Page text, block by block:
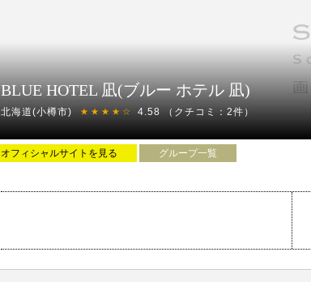
BLUE HOTEL 凪(ブルー ホテル 凪)
北海道(小樽市) ★★★★☆ 4.58 （クチコミ：2件）
オフィシャルサイトを見る グループ一覧